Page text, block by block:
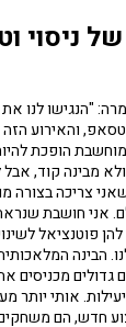
ניסוי
"הנגישו לנו
והאירוע
הופכת
מבינה קוד, אבל
צריכה בצורה
אני חושבת
פוטנציאל
הבינה
גדולים מכניסים
אותי יותר
חדש, הם